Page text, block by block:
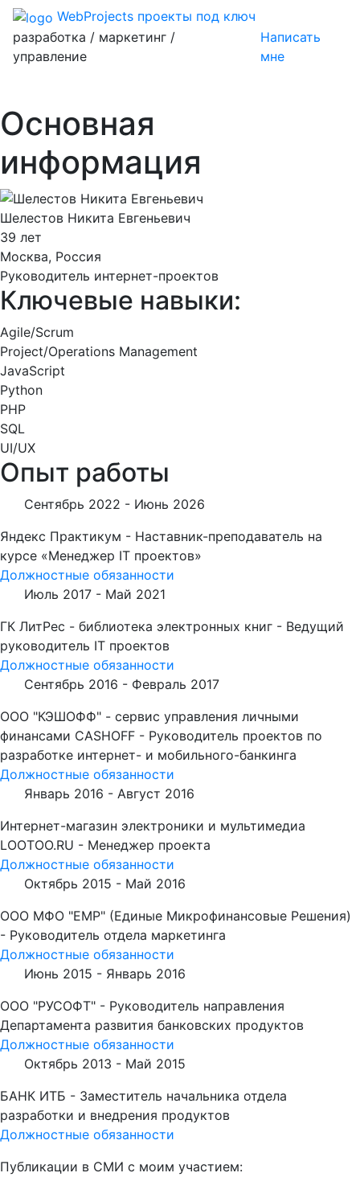
WebProjects проекты под ключ
разработка / маркетинг /
управление
Написать
мне
Основная
информация
Шелестов Никита Евгеньевич
39 лет
Москва, Россия
Руководитель интернет-проектов
Ключевые навыки:
Agile/Scrum
Project/Operations Management
JavaScript
Python
PHP
SQL
UI/UX
Опыт работы
Сентябрь 2022 - Июнь 2026
Яндекс Практикум - Наставник-преподаватель на
курсе «Менеджер IT проектов»
Должностные обязанности
Июль 2017 - Май 2021
ГК ЛитРес - библиотека электронных книг - Ведущий
руководитель IT проектов
Должностные обязанности
Сентябрь 2016 - Февраль 2017
ООО "КЭШОФФ" - сервис управления личными
финансами CASHOFF - Руководитель проектов по
разработке интернет- и мобильного-банкинга
Должностные обязанности
Январь 2016 - Август 2016
Интернет-магазин электроники и мультимедиа
LOOTOO.RU - Менеджер проекта
Должностные обязанности
Октябрь 2015 - Май 2016
ООО МФО "ЕМР" (Единые Микрофинансовые Решения)
- Руководитель отдела маркетинга
Должностные обязанности
Июнь 2015 - Январь 2016
ООО "РУСОФТ" - Руководитель направления
Департамента развития банковских продуктов
Должностные обязанности
Октябрь 2013 - Май 2015
БАНК ИТБ - Заместитель начальника отдела
разработки и внедрения продуктов
Должностные обязанности
Публикации в СМИ с моим участием: